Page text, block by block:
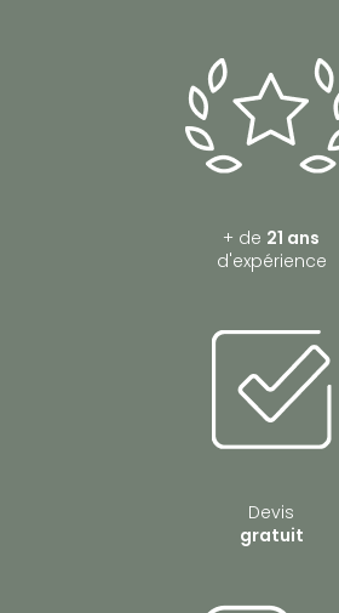
+ de 21 ans
d'expérience
Devis
gratuit